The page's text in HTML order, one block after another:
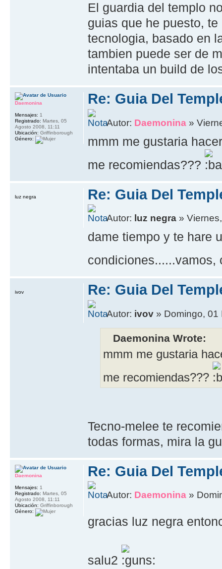
El guardia del templo
guias que he puesto,
tecnologia, basado en
tambien puede ser de
intentaba un build de
Re: Guia Del
Autor: Daemonina »
mmm me gustaria
me recomiendas???
Daemonina
Mensajes: 1
Registrado: Martes, 05
Agosto 2008, 11:11
Ubicación: Griffinborough
Género:
Re: Guia Del
Autor: luz negra »
dame tiempo y te hare
luz negra
Re: Guia Del
Autor: ivov » Domingo,
Daemonina Wrote:
mmm me gustaria
me recomiendas???
Tecno-melee te
todas formas, mira la
ivov
Re: Guia Del
Autor: Daemonina »
gracias luz negra
salu2
Daemonina
Mensajes: 1
Registrado: Martes, 05
Agosto 2008, 11:11
Ubicación: Griffinborough
Género: